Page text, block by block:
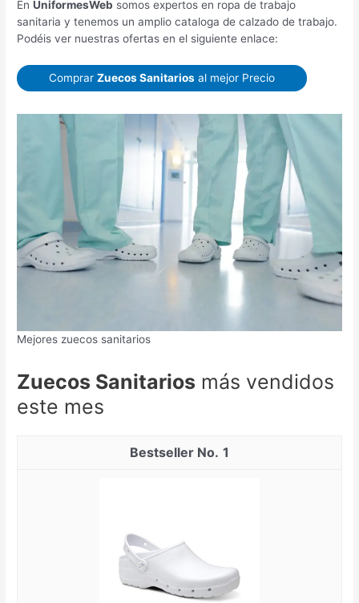
EnUniformesWeb somos expertos en ropa de trabajo
sanitaria y tenemos un amplio cataloga de calzado de trabajo.
Podéis ver nuestras ofertas en el siguiente enlace:
ComprarZuecos Sanitarios al mejor Precio
Mejores zuecos sanitarios
Zuecos Sanitarios más vendidos
este mes
1